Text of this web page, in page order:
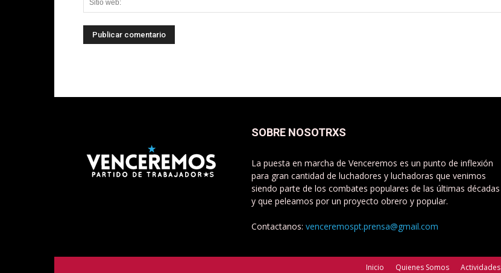
SOBRE NOSOTRXS
La puesta en marcha de Venceremos es un punto de inflexión
para gran cantidad de luchadores y luchadoras que venimos
siendo parte de los combates populares de las últimas décadas
y que peleamos por un proyecto obrero y popular.
Contactanos: venceremospt.prensa@gmail.com
Inicio Quienes Somos Actividades